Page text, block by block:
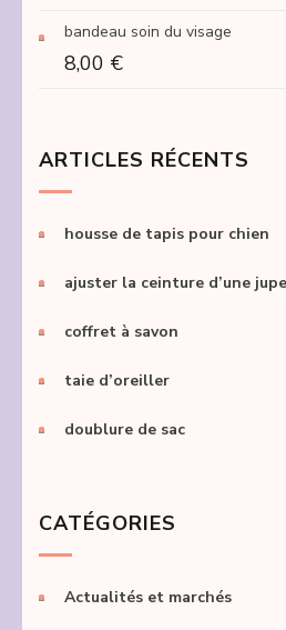
bandeau soin du visage
8,00 €
ARTICLES RÉCENTS
housse de tapis pour chien
ajuster la ceinture d’une jupe
coffret à savon
taie d’oreiller
doublure de sac
CATÉGORIES
Actualités et marchés